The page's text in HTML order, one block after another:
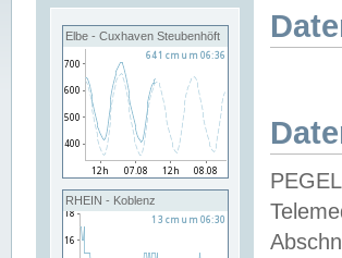
Elbe - Cuxhaven Steubenhöft
RHEIN - Koblenz